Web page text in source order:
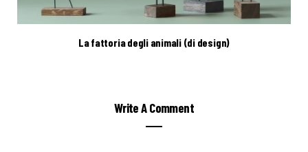
La fattoria degli animali (di design)
Write A Comment